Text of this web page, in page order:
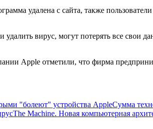
удалена с сайта, также
удалить вирус, могут потерять все
Apple отметили, что фирма
"болеют" устройства AppleСумма
The Machine. Новая компьютерная